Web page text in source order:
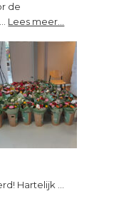
de
Lees meer...
muntjes,
groot
verschil!
Hartelijk …